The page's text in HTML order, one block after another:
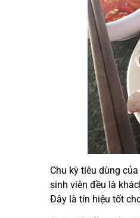
Chu kỳ tiêu dùng
sinh viên đều là
Đây là tín hiệu tốt